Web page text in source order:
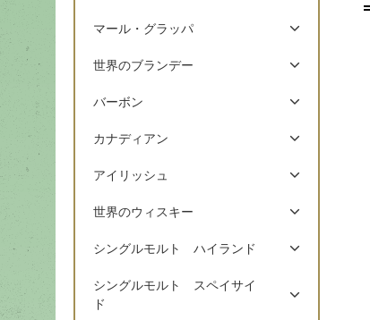
マール・グラッパ
世界のブランデー
バーボン
カナディアン
アイリッシュ
世界のウィスキー
シングルモルト ハイランド
シングルモルト スペイサイ
ド